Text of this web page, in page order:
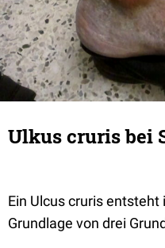
Ulkus cruris bei
Ein Ulcus cruris
Grundlage von drei